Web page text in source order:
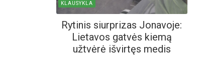
KLAUSYKLA
Rytinis siurprizas Jonavoje:
Lietavos gatvės kiemą
užtvėrė išvirtęs medis